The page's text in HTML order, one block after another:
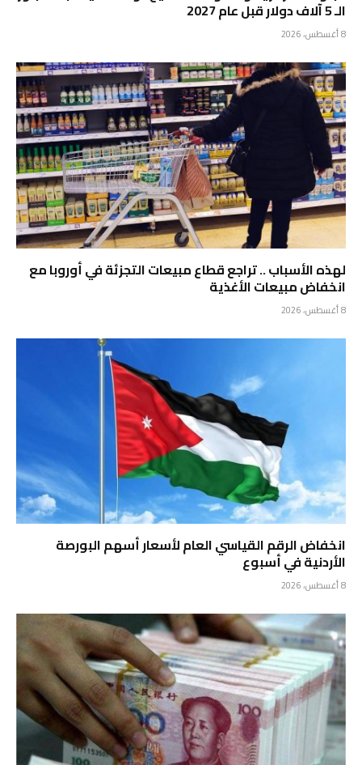
الـ 5 آلاف دولار قبل عام 2027
8 أغسطس، 2026
لهذه الأسباب .. تراجع قطاع مبيعات التجزئة في أوروبا مع
انخفاض مبيعات الأغذية
8 أغسطس، 2026
انخفاض الرقم القياسي العام لأسعار أسهم البورصة
الأردنية في أسبوع
8 أغسطس، 2026